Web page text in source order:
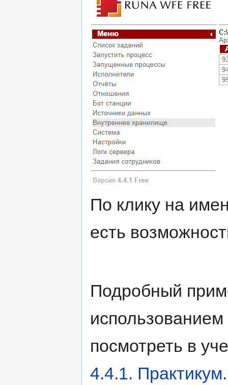
По клику на
есть
Подробный
посмотреть в
4.4.1.